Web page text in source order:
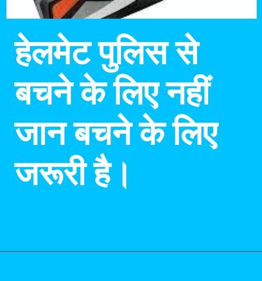
हेलमेट पुलिस से
बचने के लिए नहीं
जान बचने के लिए
जरूरी है।